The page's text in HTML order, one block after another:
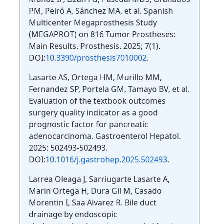
PM, Peiró A, Sánchez MA, et al. Spanish
Multicenter Megaprosthesis Study
(MEGAPROT) on 816 Tumor Prostheses:
Main Results. Prosthesis. 2025; 7(1).
DOI:10.3390/prosthesis7010002.
Lasarte AS, Ortega HM, Murillo MM,
Fernandez SP, Portela GM, Tamayo BV, et al.
Evaluation of the textbook outcomes
surgery quality indicator as a good
prognostic factor for pancreatic
adenocarcinoma. Gastroenterol Hepatol.
2025: 502493-502493.
DOI:10.1016/j.gastrohep.2025.502493.
Larrea Oleaga J, Sarriugarte Lasarte A,
Marin Ortega H, Dura Gil M, Casado
Morentin I, Saa Alvarez R. Bile duct
drainage by endoscopic